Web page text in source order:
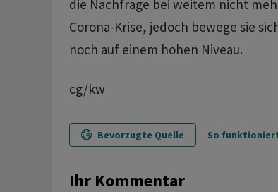
die Nachfrage bei weitem nicht
Corona-Krise, jedoch bewege sie
noch auf einem hohen Niveau.
cg/kw
Bevorzugte Quelle So
Ihr Kommentar